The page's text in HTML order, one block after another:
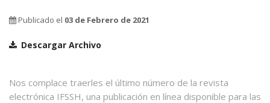
Publicado el 03 de Febrero de 2021
Descargar Archivo
Nos complace traerles el último número de la revista
electrónica IFSSH, una publicación en línea disponible para las